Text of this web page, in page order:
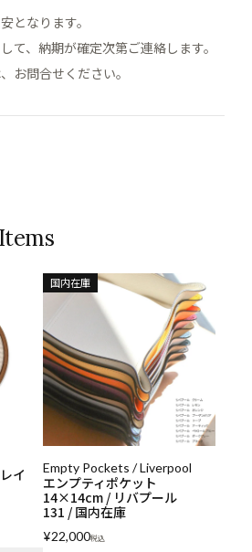
となります。
て、納期が確定次第ご連絡します。
お問合せください。
イ Empty Pockets / Liverpool
エンプティポケット
14×14cm / リバプール
131 / 国内在庫
国内在庫
¥22,000税込